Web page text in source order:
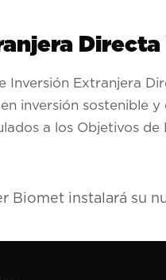
Directa
Inversión Extranjera
inversión sostenible
a los Objetivos de